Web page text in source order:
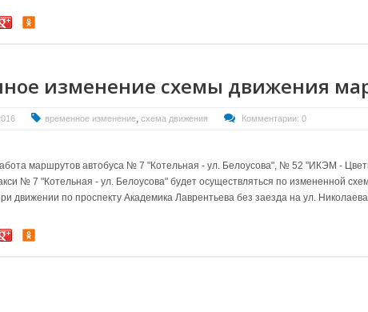
изменение схемы движения
временное изменение схема движения Комментарии: 0
маршрутов автобуса № 7 "Котельная - ул. Белоусова", № 52 "ИКЭМ -
№ 7 "Котельная - ул. Белоусова" будет осуществляться по измененной
движении по проспекту Академика Лаврентьева без заезда на ул.